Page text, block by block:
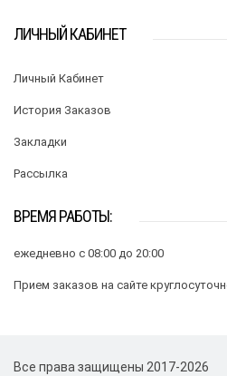
ЛИЧНЫЙ КАБИНЕТ
Личный Кабинет
История Заказов
Закладки
Рассылка
ВРЕМЯ РАБОТЫ:
ежедневно с 08:00 до 20:00
Прием заказов на сайте
Все права защищены 2017-2026